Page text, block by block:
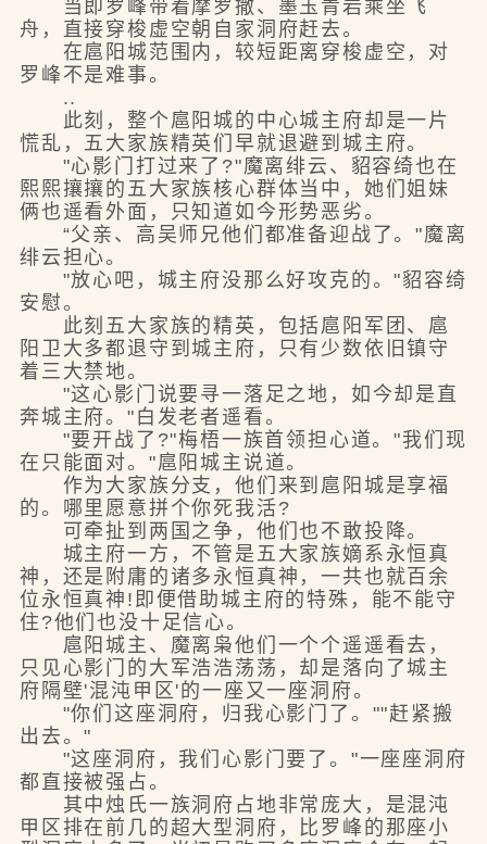
当即罗峰带着摩罗撒、墨玉青岩乘坐飞
舟，直接穿梭虚空朝自家洞府赶去。
在扈阳城范围内，较短距离穿梭虚空，对
罗峰不是难事。
..
此刻，整个扈阳城的中心城主府却是一片
慌乱，五大家族精英们早就退避到城主府。
"心影门打过来了?"魔离绯云、貂容绮也在
熙熙攘攘的五大家族核心群体当中，她们姐妹
俩也遥看外面，只知道如今形势恶劣。
“父亲、高吴师兄他们都准备迎战了。"魔离
绯云担心。
"放心吧，城主府没那么好攻克的。"貂容绮
安慰。
此刻五大家族的精英，包括扈阳军团、扈
阳卫大多都退守到城主府，只有少数依旧镇守
着三大禁地。
"这心影门说要寻一落足之地，如今却是直
奔城主府。"白发老者遥看。
"要开战了?"梅梧一族首领担心道。"我们现
在只能面对。"扈阳城主说道。
作为大家族分支，他们来到扈阳城是享福
的。哪里愿意拼个你死我活?
可牵扯到两国之争，他们也不敢投降。
城主府一方，不管是五大家族嫡系永恒真
神，还是附庸的诸多永恒真神，一共也就百余
位永恒真神!即便借助城主府的特殊，能不能守
住?他们也没十足信心。
扈阳城主、魔离枭他们一个个遥遥看去，
只见心影门的大军浩浩荡荡，却是落向了城主
府隔壁'混沌甲区'的一座又一座洞府。
"你们这座洞府，归我心影门了。""赶紧搬
出去。"
"这座洞府，我们心影门要了。"一座座洞府
都直接被强占。
其中烛氏一族洞府占地非常庞大，是混沌
甲区排在前几的超大型洞府，比罗峰的那座小